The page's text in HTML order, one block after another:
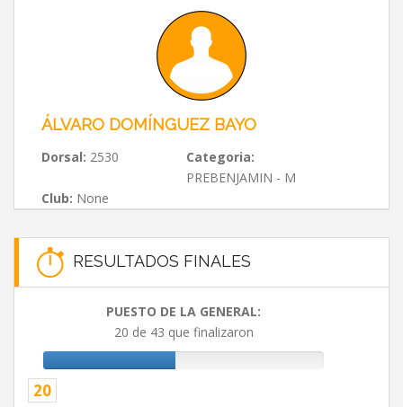
ÁLVARO DOMÍNGUEZ BAYO
Dorsal: 2530
Categoria:
PREBENJAMIN - M
Club: None
RESULTADOS FINALES
PUESTO DE LA GENERAL:
20 de 43 que finalizaron
20